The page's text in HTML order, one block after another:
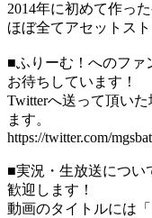
2014年に初めて作っ
ほぼ全てアセットス
■ふりーむ！へのファ
お待ちしています！
Twitterへ送って頂い
ます。
https://twitter.com/
■実況・生放送につい
歓迎します！
動画のタイトルには